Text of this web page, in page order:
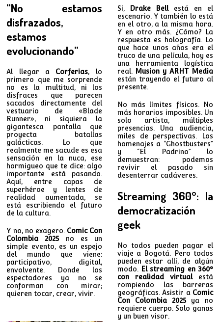
“No estamos
disfrazados,
estamos
evolucionando”
Al llegar a Corferias, lo
primero que me sorprende
no es la multitud, ni los
disfraces que parecen
sacados directamente del
vestuario de «Blade
Runner», ni siquiera la
gigantesca pantalla que
proyecta batallas
galácticas. Lo que
realmente me sacude es esa
sensación en la nuca, ese
hormigueo que te dice: algo
importante está pasando.
Aquí, entre capas de
superhéroe y lentes de
realidad aumentada, se
está escribiendo el futuro
de la cultura.
Y no, no exagero. Comic Con
Colombia 2025no es un
simple evento, es un espejo
del mundo que viene:
participativo, digital,
envolvente. Donde los
espectadores ya no se
conforman con mirar;
quieren tocar, crear, vivir.
Sí, Drake Bellestá en el
escenario. Y también lo está
en el otro, a la misma hora.
Y en otro más. ¿Cómo? La
respuesta es holografía. Lo
que hace unos años era el
truco de una película, hoy es
una herramienta logística
real. Musion y ARHT Media
están trayendo el futuro al
presente.
No más límites físicos. No
más horarios imposibles. Un
solo artista, múltiples
presencias. Una audiencia,
miles de perspectivas. Los
homenajes a “Ghostbusters”
y “El Padrino” lo
demuestran: podemos
revivir el pasado sin
desenterrar cadáveres.
Streaming 360°: la
democratización
geek
No todos pueden pagar el
viaje a Bogotá. Pero todos
pueden estar allí, de algún
modo.
El streaming en 360°
con realidad virtualestá
rompiendo las barreras
geográficas. Asistir a Comic
Con Colombia 2025ya no
requiere cuerpo. Solo ganas
y un buen visor.